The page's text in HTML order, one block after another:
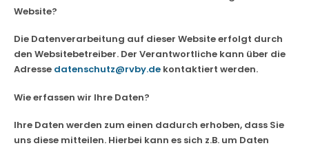
Website?
Die Datenverarbeitung auf dieser Website erfolgt durch
den Websitebetreiber. Der Verantwortliche kann über die
Adresse datenschutz@rvby.de kontaktiert werden.
Wie erfassen wir Ihre Daten?
Ihre Daten werden zum einen dadurch erhoben, dass Sie
uns diese mitteilen. Hierbei kann es sich z.B. um Daten